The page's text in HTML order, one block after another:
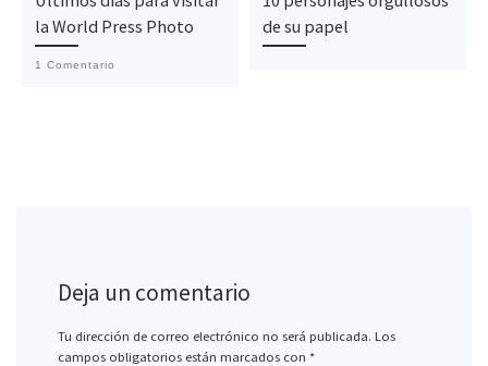
la World Press Photo
1 Comentario
de su papel
Deja un comentario
Tu dirección de correo electrónico no será publicada. Los
campos obligatorios están marcados con *